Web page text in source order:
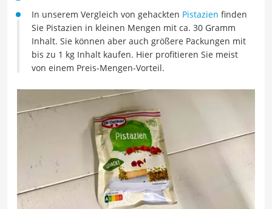
In unserem Vergleich von gehackten Pistazien finden
Sie Pistazien in kleinen Mengen mit ca. 30 Gramm
Inhalt. Sie können aber auch größere Packungen mit
bis zu 1 kg Inhalt kaufen. Hier profitieren Sie meist
von einem Preis-Mengen-Vorteil.